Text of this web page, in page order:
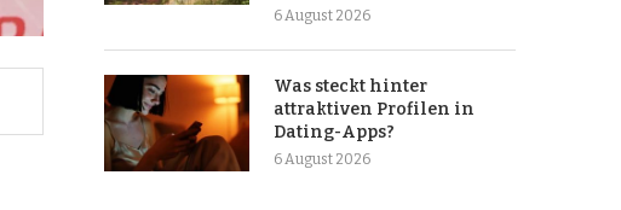
6 August 2026
Was steckt hinter
attraktiven Profilen in
Dating-Apps?
6 August 2026